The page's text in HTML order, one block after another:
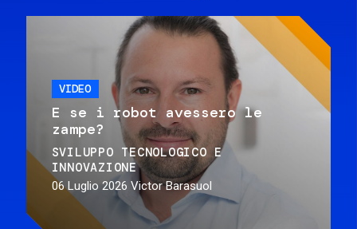
VIDEO
E se i robot avessero le
zampe?
SVILUPPO TECNOLOGICO E
INNOVAZIONE
06 Luglio 2026 Victor Barasuol